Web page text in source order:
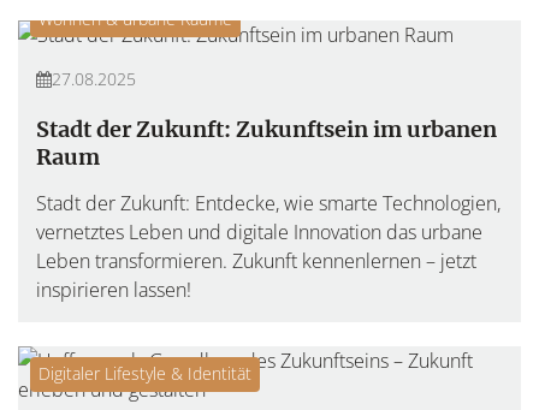
Wohnen & urbane Räume
27.08.2025
Stadt der Zukunft: Zukunftsein im urbanen
Raum
Stadt der Zukunft: Entdecke, wie smarte Technologien,
vernetztes Leben und digitale Innovation das urbane
Leben transformieren. Zukunft kennenlernen – jetzt
inspirieren lassen!
Digitaler Lifestyle & Identität